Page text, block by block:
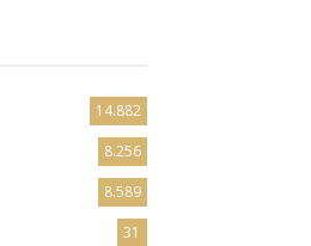
14.882
8.256
8.589
31